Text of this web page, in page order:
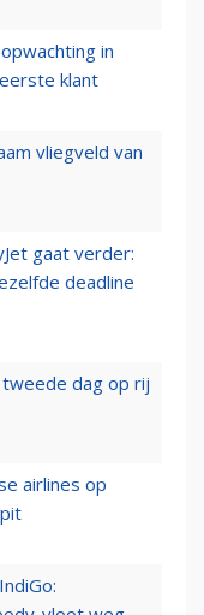
in
klant
vliegveld van
gaat verder:
deadline
dag op rij
airlines op